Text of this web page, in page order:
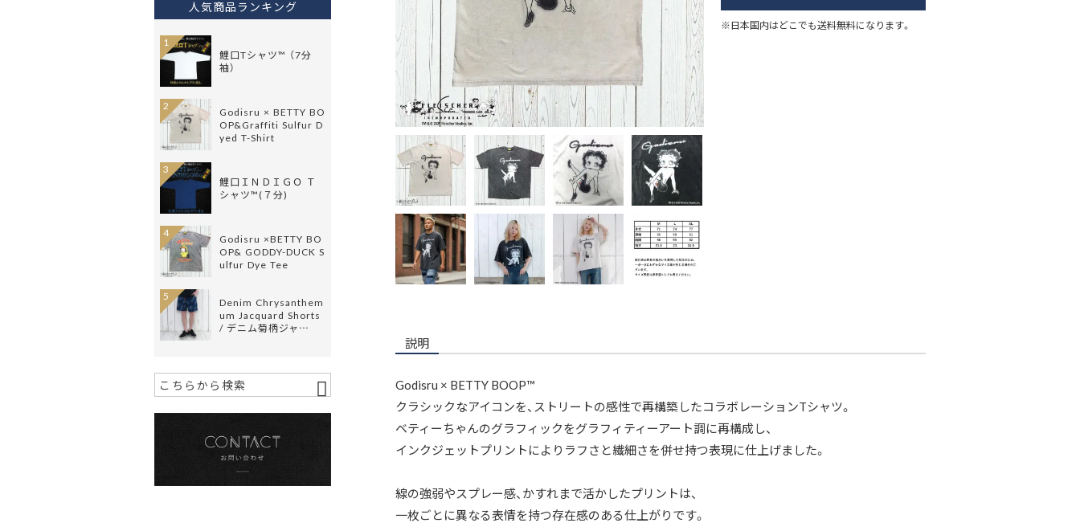
※日本国内はどこでも送料無料になります。
説明
Godisru × BETTY BOOP™
クラシックなアイコンを、ストリートの感性で再構築したコラボレーションTシャツ。
ベティーちゃんのグラフィックをグラフィティーアート調に再構成し、
インクジェットプリントによりラフさと繊細さを併せ持つ表現に仕上げました。
線の強弱やスプレー感、かすれまで活かしたプリントは、
一枚ごとに異なる表情を持つ存在感のある仕上がりです。
人気商品ランキング
鯉口Tシャツ™ （7分
袖）
1
Godisru × BETTY BO
OP&Graffiti Sulfur D
yed T-Shirt
2
鯉口ＩＮＤＩＧＯ Ｔ
シャツ™(７分)
3
Godisru ×BETTY BO
OP& GODDY-DUCK S
ulfur Dye Tee
4
Denim Chrysanthem
um Jacquard Shorts
/ デニム菊柄ジャ…
5